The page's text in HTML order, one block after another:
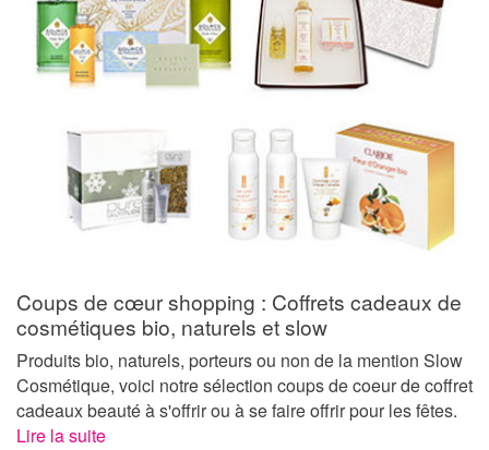
Coups de cœur shopping : Coffrets cadeaux de
cosmétiques bio, naturels et slow
Produits bio, naturels, porteurs ou non de la mention Slow
Cosmétique, voici notre sélection coups de coeur de coffret
cadeaux beauté à s'offrir ou à se faire offrir pour les fêtes.
Lire la suite